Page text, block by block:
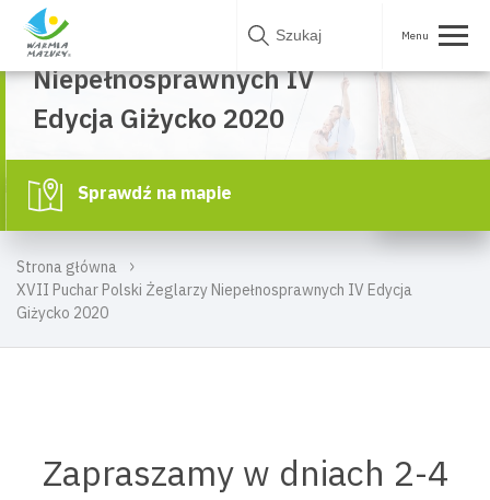
Skip
Strona główna
XVII Puchar Polski Żeglarzy Niepełnosprawnych IV Edycja
Giżycko 2020
Żeglarzy
Niepełnosprawnych IV
Edycja Giżycko 2020
Sprawdź na mapie
Zapraszamy w dniach 2-4